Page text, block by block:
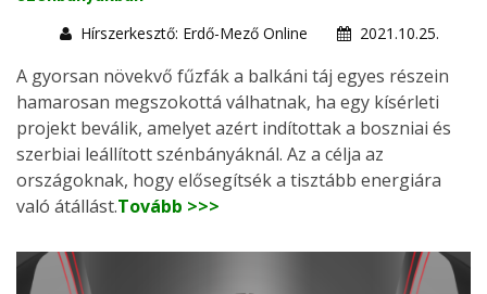
Hírszerkesztő: Erdő-Mező Online
2021.10.25.
A gyorsan növekvő fűzfák a balkáni táj egyes részein
hamarosan megszokottá válhatnak, ha egy kísérleti
projekt beválik, amelyet azért indítottak a boszniai és
szerbiai leállított szénbányáknál. Az a célja az
országoknak, hogy elősegítsék a tisztább energiára
való átállást.Tovább >>>